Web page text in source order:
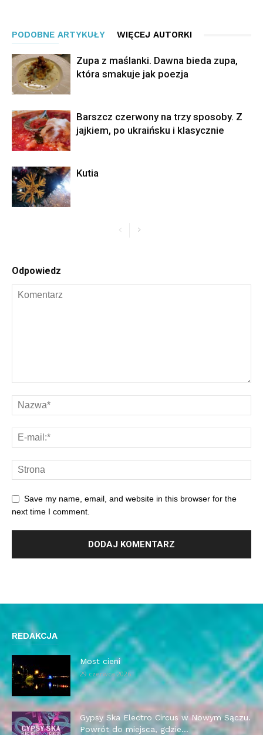
PODOBNE ARTYKUŁY WIĘCEJ AUTORKI
Zupa z maślanki. Dawna bieda zupa,
która smakuje jak poezja
Barszcz czerwony na trzy sposoby. Z
jajkiem, po ukraińsku i klasycznie
Kutia
Odpowiedz
Save my name, email, and website in this browser for the
next time I comment.
REDAKCJA
Most cieni
29 czerwca 2026
Gypsy Ska Electro Circus w Nowym Sączu.
Powrót do miejsca, gdzie...